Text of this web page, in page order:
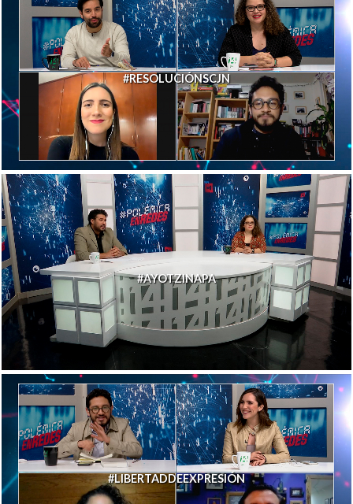
#RESOLUCIÓNSCJN
#AYOTZINAPA
#LIBERTADDEEXPRESIÓN